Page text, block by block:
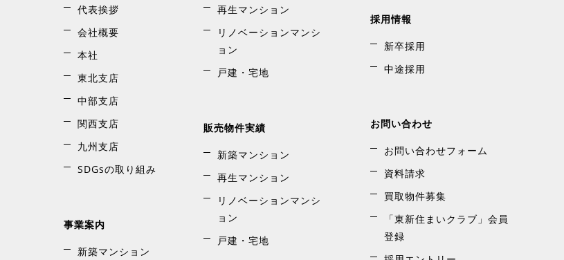
弊社は、上記目的につきその業務を他の会社に委託する場合があります。この場合、弊社はこれらの会社に対し
個人情報をビジネスパートナーなどに委託・開示する場合には、個人情報に関する秘密保持契約書を取り交わし
7．個人情報の第三者提供
弊社は,お客様にご提供いただいた個人情報を目的以外において、第三者に開示することはありません。しかし
(1) 上記の目的
(2) お客様の同意がある場合
8．個人情報のセキュリティ対策の実施
(1) 弊社は、個人情報への外部からの不正アクセス、個人応報の紛失、破壊、改ざん及び漏洩など個人情報に関
を講じております。また、個人情報保護のためのコンプライアンス・プログラムを制定し、その継続的見直しと
(2) 個人情報を取り扱う部門ごとに、個人情報管理者を選任し、個人情報の適切な維持管理に努めます。
弊社ウェブサイトは、お客様に有用な情報を提供するため、他のウェブサイトへのリンクがありますが、当該リ
任を負いませんのでご了承ください。 お客様ご自身にてリンク先のウェブサイトの個人情報保護方針をご確認い
ご登録いただいたお客様の電子メールアドレス宛に、弊社より商品、サービス情報が電子メール配信されること
代表挨拶
会社概要
本社
東北支店
中部支店
関西支店
九州支店
SDGsの取り組み
事業案内
新築マンション
再生マンション
リノベーションマンシ
ョン
戸建・宅地
販売物件実績
新築マンション
再生マンション
リノベーションマンシ
ョン
戸建・宅地
採用情報
新卒採用
中途採用
お問い合わせ
お問い合わせフォーム
資料請求
買取物件募集
「東新住まいクラブ」会員
登録